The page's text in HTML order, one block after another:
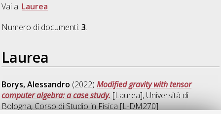
Vai a: Laurea
Numero di documenti:3.
Laurea
Borys, Alessandro (2022)Modified gravity with tensor
computer algebra: a case study. [Laurea], Università di
Bologna, Corso di Studio inFisica [L-DM270]